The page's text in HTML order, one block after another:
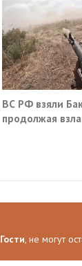
ВС РФ взяли
продолжая
Гости, не могут